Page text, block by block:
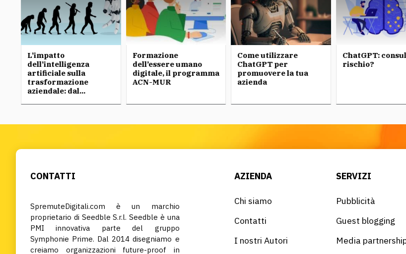
L’impatto
dell’intelligenza
artificiale sulla
trasformazione
aziendale: dal...
Formazione
dell’essere umano
digitale, il programma
ACN-MUR
Come utilizzare
ChatGPT per
promuovere la tua
azienda
ChatGPT:
rischio?
CONTATTI
SpremuteDigitali.com è un marchio
proprietario di Seedble S.r.l. Seedble è una
PMI innovativa parte del gruppo
Symphonie Prime. Dal 2014 disegniamo e
creiamo organizzazioni future-proof in
AZIENDA
Chi siamo
Contatti
I nostri Autori
SERVIZI
Pubblicità
Guest blogging
Media